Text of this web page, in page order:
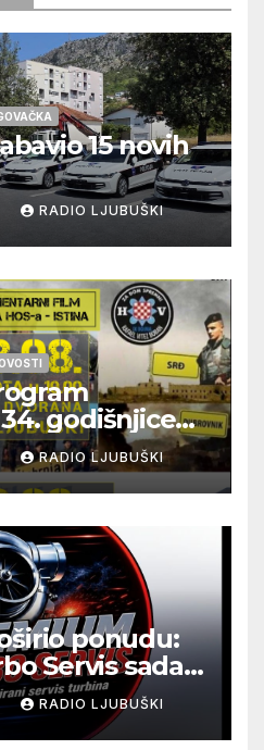
15 novih
RADIO LJUBUŠKI
godišnjice
Blaža
a
RADIO LJUBUŠKI
ponudu:
Servis sada
u Ljubuškom
RADIO LJUBUŠKI